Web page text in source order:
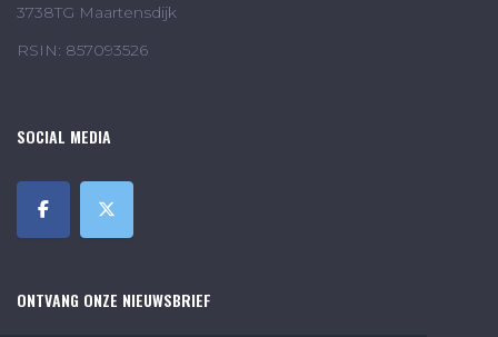
3738TG Maartensdijk
RSIN: 857093526
SOCIAL MEDIA
ONTVANG ONZE NIEUWSBRIEF